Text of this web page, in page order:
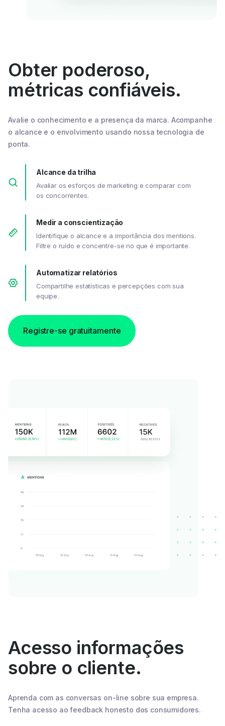
Obter poderoso,
métricas confiáveis.
Avalie o conhecimento e a presença da marca. Acompanhe
o alcance e o envolvimento usando nossa tecnologia de
ponta.
Alcance da trilha
Avaliar os esforços de marketing e comparar com
os concorrentes.
Medir a conscientização
Identifique o alcance e a importância dos mentions.
Filtre o ruído e concentre-se no que é importante.
Automatizar relatórios
Compartilhe estatísticas e percepções com sua
equipe.
Registre-se gratuitamente
Acesso informações
sobre o cliente.
Aprenda com as conversas on-line sobre sua empresa.
Tenha acesso ao feedback honesto dos consumidores.